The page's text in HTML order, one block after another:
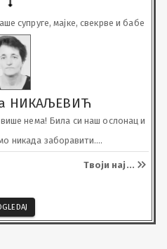
супруге, мајке, свекрве и бабе
НИКАЉЕВИЋ
нема! Била си наш ослонац и
никада заборавити.
посветила својим унучадима.
Твоји нај ...